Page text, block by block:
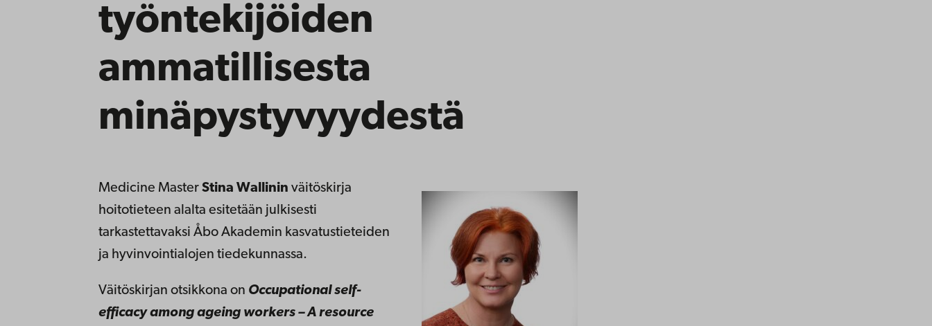
työntekijöiden
ammatillisesta
minäpystyvyydestä
Medicine Master Stina Wallinin väitöskirja
hoitotieteen alalta esitetään julkisesti
tarkastettavaksi Åbo Akademin kasvatustieteiden
ja hyvinvointialojen tiedekunnassa.
Väitöskirjan otsikkona on Occupational self-
efficacy among ageing workers – A resource